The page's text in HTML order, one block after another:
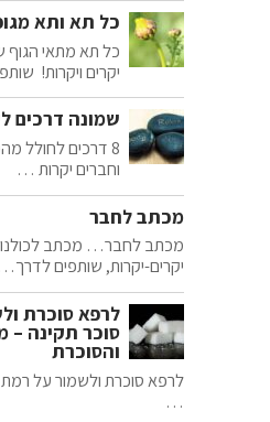
כל תא ותא
כל תא מתאי הגוף
יקרים ויקרות!
שמונה דרכים
8 דרכים לחולל
וחברים יקרות …
מכתב לחבר
מכתב לחבר… מכתב
יקרים-יקרות, שותפים
לרפא סוכרת
סוכר תקינה –
והסוכרת
לרפא סוכרת ולשמור על רמת
…